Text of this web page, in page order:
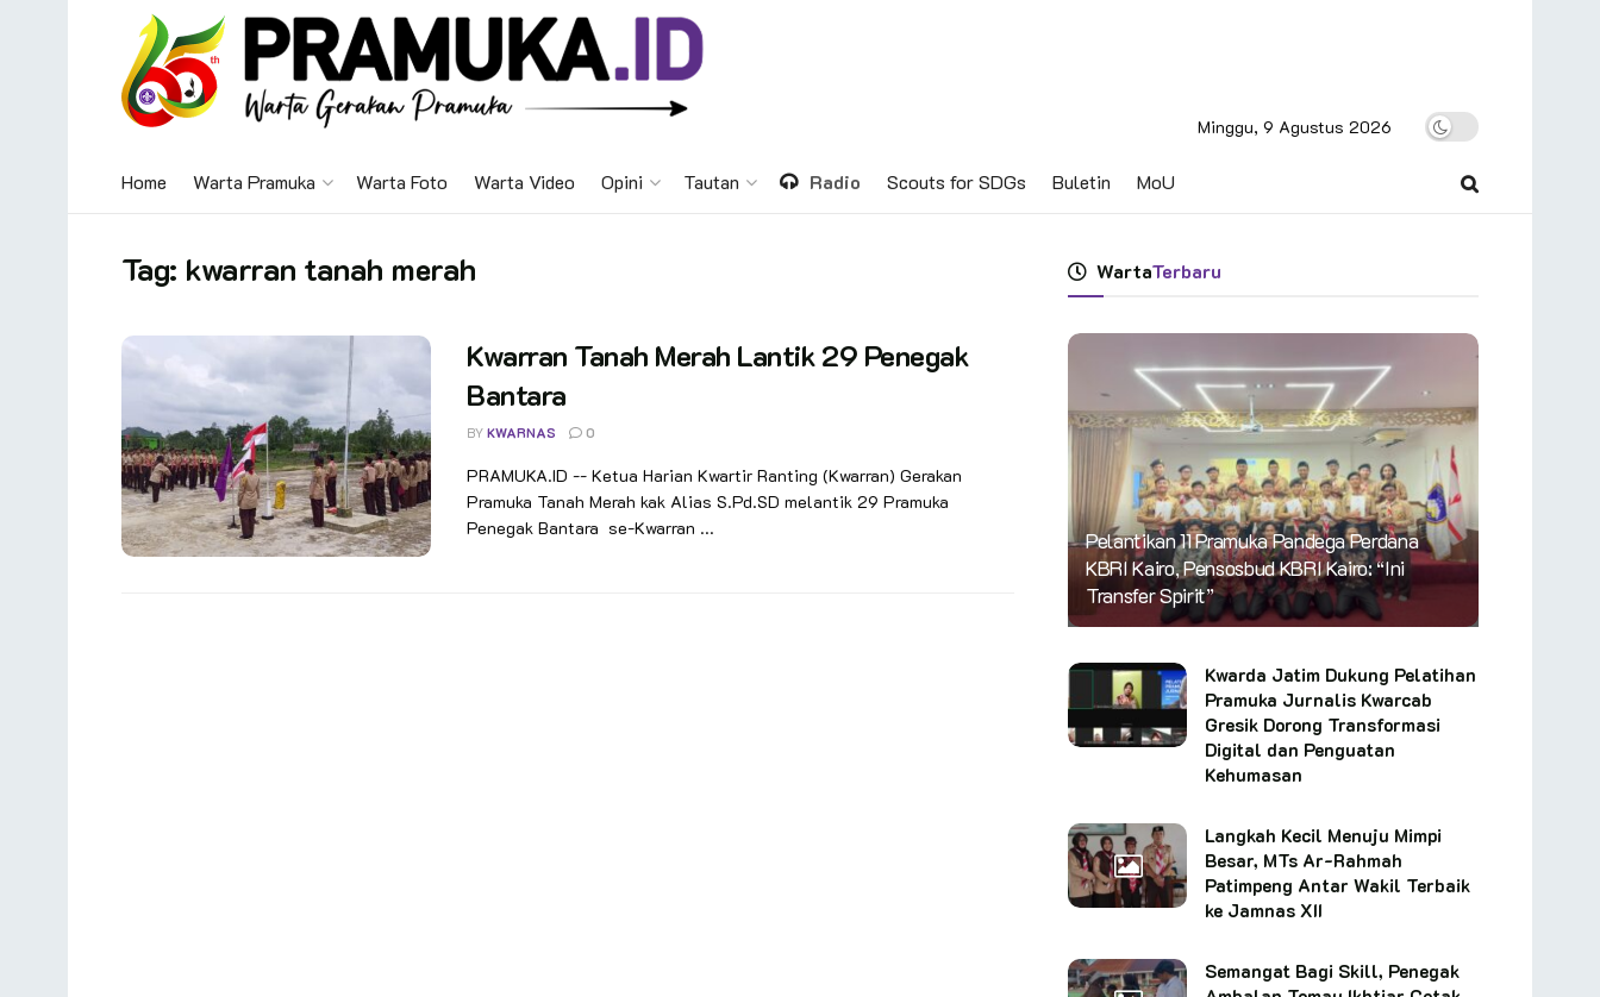
Minggu, 9 Agustus 2026
Home Warta Pramuka Warta Foto Warta Video Opini Tautan Radio Scouts for SDGs Buletin MoU
Tag: kwarran tanah merah
Kwarran Tanah Merah Lantik 29 Penegak
Bantara
BY KWARNAS 0
PRAMUKA.ID -- Ketua Harian Kwartir Ranting (Kwarran) Gerakan
Pramuka Tanah Merah kak Alias S.Pd.SD melantik 29 Pramuka
Penegak Bantara se-Kwarran ...
WartaTerbaru
Pelantikan 11 Pramuka Pandega Perdana
KBRI Kairo, Pensosbud KBRI Kairo: “Ini
Transfer Spirit”
Kwarda Jatim Dukung Pelatihan
Pramuka Jurnalis Kwarcab
Gresik Dorong Transformasi
Digital dan Penguatan
Kehumasan
Langkah Kecil Menuju Mimpi
Besar, MTs Ar-Rahmah
Patimpeng Antar Wakil Terbaik
ke Jamnas XII
Semangat Bagi Skill, Penegak